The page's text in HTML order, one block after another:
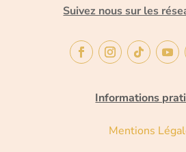
Suivez nous sur les
Informations
Mentions